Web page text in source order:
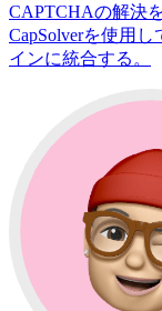
CAPTCHAの解決
CapSolverを使用
インに統合する。